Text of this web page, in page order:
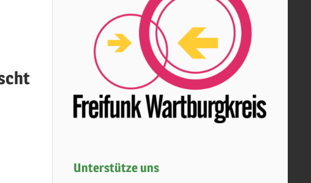
Unterstütze uns